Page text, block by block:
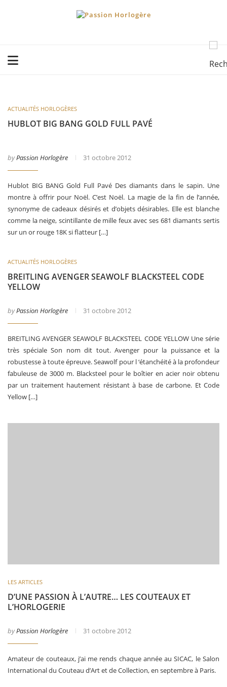
ACTUALITÉS HORLOGÈRES
HUBLOT BIG BANG GOLD FULL PAVÉ
byPassion Horlogère 31 octobre 2012
Hublot BIG BANG Gold Full Pavé Des diamants dans le sapin. Une
montre à offrir pour Noël. C’est Noël. La magie de la fin de l’année,
synonyme de cadeaux désirés et d’objets désirables. Elle est blanche
comme la neige, scintillante de mille feux avec ses 681 diamants sertis
sur un or rouge 18K si flatteur […]
ACTUALITÉS HORLOGÈRES
BREITLING AVENGER SEAWOLF BLACKSTEEL CODE
YELLOW
byPassion Horlogère 31 octobre 2012
BREITLING AVENGER SEAWOLF BLACKSTEEL CODE YELLOW Une série
très spéciale Son nom dit tout. Avenger pour la puissance et la
robustesse à toute épreuve. Seawolf pour l ‘étanchéité à la profondeur
fabuleuse de 3000 m. Blacksteel pour le boîtier en acier noir obtenu
par un traitement hautement résistant à base de carbone. Et Code
Yellow […]
LES ARTICLES
D’UNE PASSION À L’AUTRE… LES COUTEAUX ET
L’HORLOGERIE
byPassion Horlogère 31 octobre 2012
Amateur de couteaux, j’ai me rends chaque année au SICAC, le Salon
International du Couteau d’Art et de Collection, en septembre à Paris.